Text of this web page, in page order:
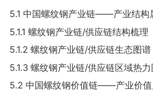
5.1 中国螺纹钢产业链——产业结构
5.1.1 螺纹钢产业链/供应链结构梳理
5.1.2 螺纹钢产业链/供应链生态图谱
5.1.3 螺纹钢产业链/供应链区域热力
5.2 中国螺纹钢价值链——产业价值